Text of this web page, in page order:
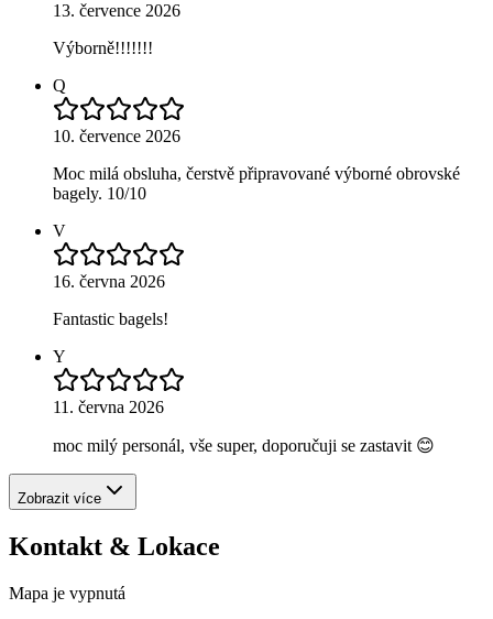
13. července 2026
Výborně!!!!!!!
Q
10. července 2026
Moc milá obsluha, čerstvě připravované výborné obrovské
bagely. 10/10
V
16. června 2026
Fantastic bagels!
Y
11. června 2026
moc milý personál, vše super, doporučuji se zastavit 😊
Zobrazit více
Kontakt & Lokace
Mapa je vypnutá